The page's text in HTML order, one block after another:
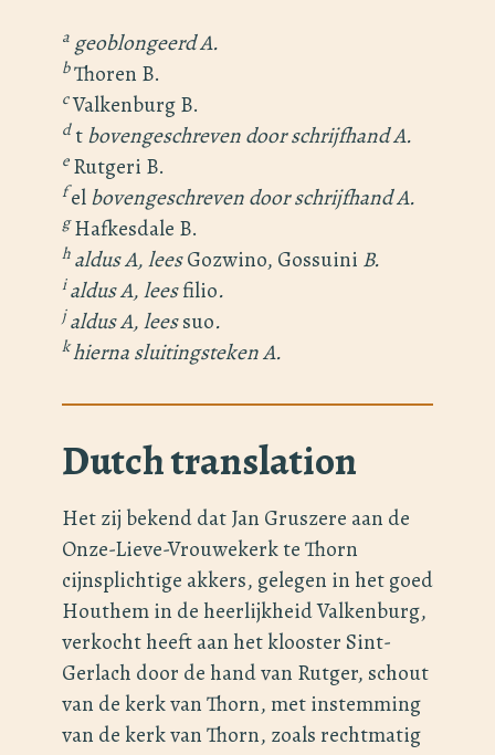
a geoblongeerd A.
b Thoren B.
c Valkenburg B.
d tbovengeschreven door schrijfhand A.
e Rutgeri B.
felbovengeschreven door schrijfhand A.
g Hafkesdale B.
h aldus A, leesGozwino, Gossuini B.
ialdus A, leesfilio.
jaldus A, leessuo.
khierna sluitingsteken A.
Dutch translation
Het zij bekend dat Jan Gruszere aan de
Onze-Lieve-Vrouwekerk te Thorn
cijnsplichtige akkers, gelegen in het goed
Houthem in de heerlijkheid Valkenburg,
verkocht heeft aan het klooster Sint-
Gerlach door de hand van Rutger, schout
van de kerk van Thorn, met instemming
van de kerk van Thorn, zoals rechtmatig